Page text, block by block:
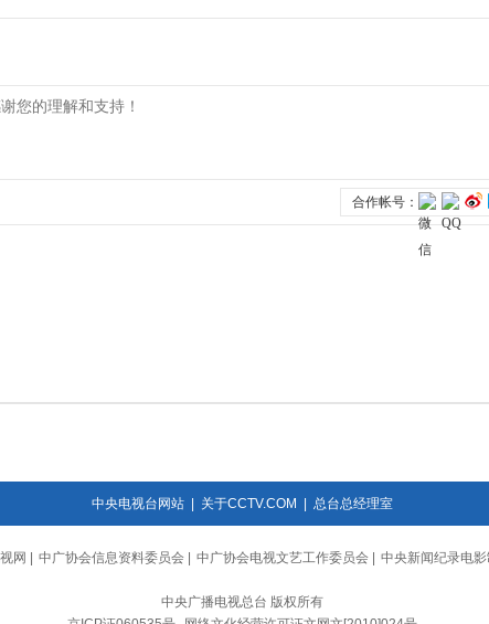
中央电视台网站| 关于CCTV.COM 总台总经理室
网 中广协会信息资料委员会 中广协会电视文艺工作委员会 中央新闻纪录电
中央广播电视总台 版权所有